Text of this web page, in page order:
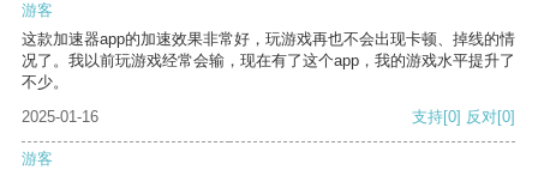
游客
这款加速器app的加速效果非常好，玩游戏再也不会出现卡顿、掉线的情
况了。我以前玩游戏经常会输，现在有了这个app，我的游戏水平提升了
不少。
2025-01-16
支持[0] 反对[0]
游客